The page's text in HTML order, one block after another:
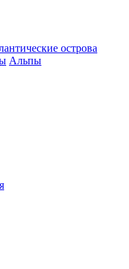
острова
Альпы